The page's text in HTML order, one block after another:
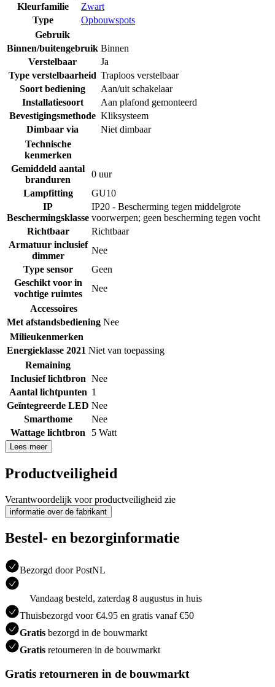
Kleurfamilie
Zwart
Type
Opbouwspots
Gebruik
Binnen/buitengebruik Binnen
Verstelbaar
Ja
Type verstelbaarheid Traploos verstelbaar
Soort bediening
Aan/uit schakelaar
Installatiesoort
Aan plafond gemonteerd
Bevestigingsmethode Kliksysteem
Dimbaar via
Niet dimbaar
Technische
kenmerken
Gemiddeld aantal
branduren
0 uur
Lampfitting
GU10
IP
Beschermingsklasse
IP20 - Bescherming tegen middelgrote
voorwerpen; geen bescherming tegen vocht
Richtbaar
Richtbaar
Armatuur inclusief
dimmer
Nee
Type sensor
Geen
Geschikt voor in
vochtige ruimtes
Nee
Accessoires
Met afstandsbediening Nee
Milieukenmerken
Energieklasse 2021 Niet van toepassing
Remaining
Inclusief lichtbron Nee
Aantal lichtpunten 1
Geïntegreerde LED Nee
Smarthome
Nee
Wattage lichtbron
5 Watt
Lees meer
Productveiligheid
Verantwoordelijk voor productveiligheid zie
informatie over de fabrikant
Bestel- en bezorginformatie
Bezorgd door PostNL
Vandaag besteld, zaterdag 8 augustus in huis
Thuisbezorgd voor €4.95 en gratis vanaf €50
Gratis bezorgd in de bouwmarkt
Gratis retourneren in de bouwmarkt
Gratis retourneren in de bouwmarkt